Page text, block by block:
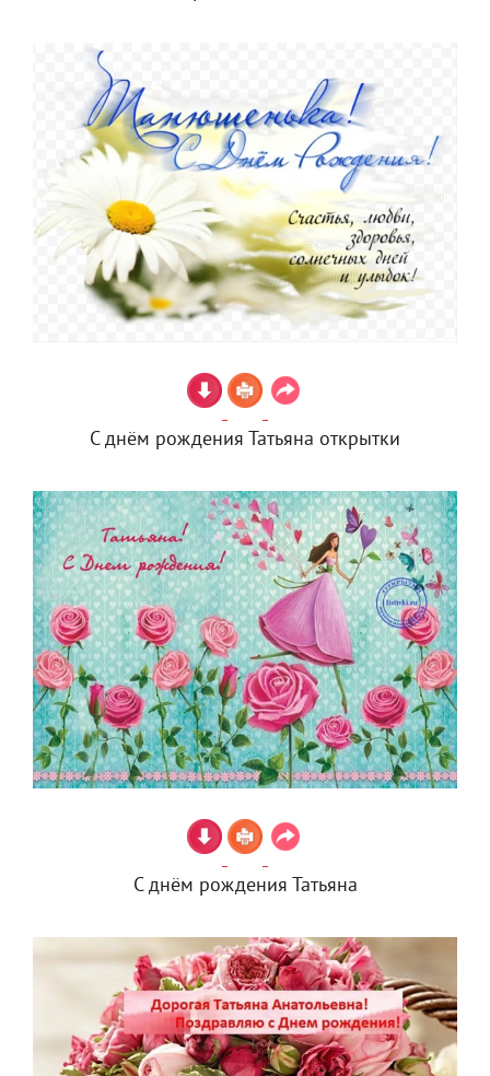
С днём рождения Татьяна открытки
С днём рождения Татьяна